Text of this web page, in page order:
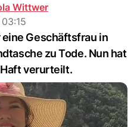
Wittwer
Geschäftsfrau in
zu Tode. Nun hat
verurteilt.